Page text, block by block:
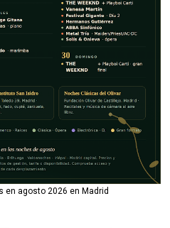
en agosto 2026 en Madrid